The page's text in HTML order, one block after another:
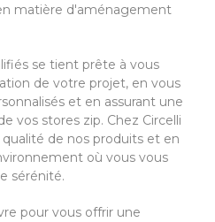
matière d'aménagement
se tient prête à vous
de votre projet, en vous
et en assurant une
vos stores zip. Chez Circelli
de nos produits et en
où vous vous
sérénité.
pour vous offrir une